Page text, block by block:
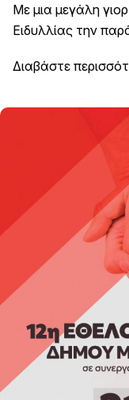
Με μια μεγάλη
Ειδυλλίας την
Διαβάστε